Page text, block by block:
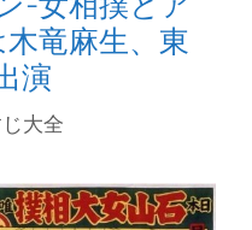
竜麻生、東
演
大全